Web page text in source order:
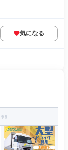
気になる